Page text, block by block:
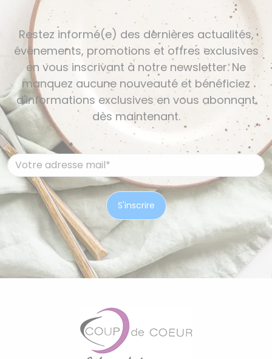
Restez informé(e) des dernières actualités,
événements, promotions et offres exclusives
en vous inscrivant à notre newsletter. Ne
manquez aucune nouveauté et bénéficiez
d'informations exclusives en vous abonnant
dès maintenant.